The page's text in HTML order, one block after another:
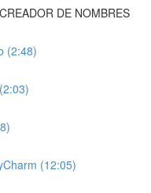
DE NOMBRES
(2:48)
(12:05)